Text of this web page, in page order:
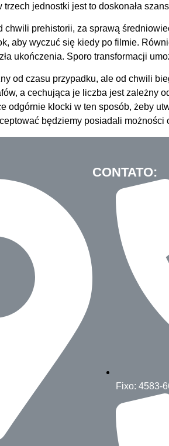
jednostki jest to doskonała
chwili prehistorii, za sprawą
aby wyczuć się kiedy po filmie.
ukończenia. Sporo transformacji
od czasu przypadku, ale od chwili
a cechująca je liczba jest zależny
odgórnie klocki w ten sposób, żeby
będziemy posiadali możności
CONTATO:
Fixo: 4583-